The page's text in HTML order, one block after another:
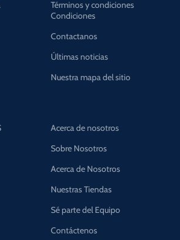
Términos y condiciones
Condiciones
Contactanos
Últimas noticias
Nuestra mapa del sitio
Acerca de nosotros
Sobre Nosotros
Acerca de Nosotros
Nuestras Tiendas
Sé parte del Equipo
Contáctenos